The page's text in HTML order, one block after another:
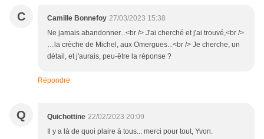
C Camille Bonnefoy 27/03/2023 15:38
Ne jamais abandonner...<br /> J'ai cherché et j'ai trouvé,<br />
…la crèche de Michel, aux Omergues...<br /> Je cherche, un
détail, et j'aurais, peu-être la réponse ?
Répondre
Q Quichottine 22/02/2023 20:09
Il y a là de quoi plaire à tous... merci pour tout, Yvon.